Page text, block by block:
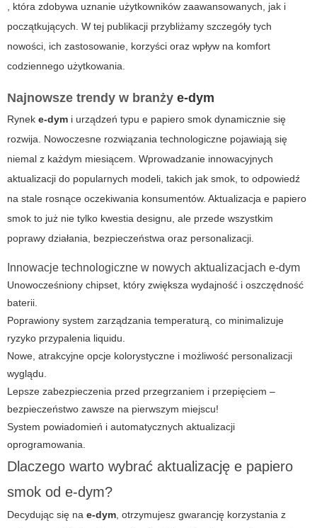
, która zdobywa uznanie użytkowników zaawansowanych, jak i
początkujących. W tej publikacji przybliżamy szczegóły tych
nowości, ich zastosowanie, korzyści oraz wpływ na komfort
codziennego użytkowania.
Najnowsze trendy w branży e-dym
Rynek e-dym i urządzeń typu e papiero smok dynamicznie się
rozwija. Nowoczesne rozwiązania technologiczne pojawiają się
niemal z każdym miesiącem. Wprowadzanie innowacyjnych
aktualizacji do popularnych modeli, takich jak smok, to odpowiedź
na stale rosnące oczekiwania konsumentów. Aktualizacja e papiero
smok to już nie tylko kwestia designu, ale przede wszystkim
poprawy działania, bezpieczeństwa oraz personalizacji.
Innowacje technologiczne w nowych aktualizacjach e-dym
Unowocześniony chipset, który zwiększa wydajność i oszczędność
baterii.
Poprawiony system zarządzania temperaturą, co minimalizuje
ryzyko przypalenia liquidu.
Nowe, atrakcyjne opcje kolorystyczne i możliwość personalizacji
wyglądu.
Lepsze zabezpieczenia przed przegrzaniem i przepięciem –
bezpieczeństwo zawsze na pierwszym miejscu!
System powiadomień i automatycznych aktualizacji
oprogramowania.
Dlaczego warto wybrać aktualizację e papiero
smok od e-dym?
Decydując się na e-dym, otrzymujesz gwarancję korzystania z